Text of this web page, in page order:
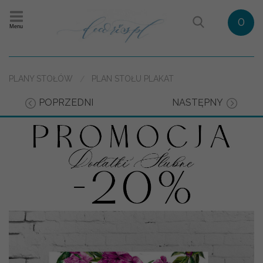
Menu 0
PLANY STOŁÓW PLAN STOŁU PLAKAT
POPRZEDNI NASTĘPNY